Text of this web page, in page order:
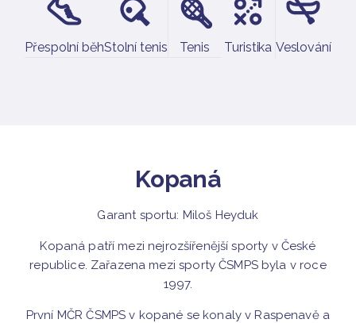
Přespolní běhStolní tenis Tenis Turistika Veslování
Kopaná
Garant sportu: Miloš Heyduk
Kopaná patří mezi nejrozšířenější sporty v České
republice. Zařazena mezi sporty ČSMPS byla v roce
1997.
První MČR ČSMPS v kopané se konaly v Raspenavě a